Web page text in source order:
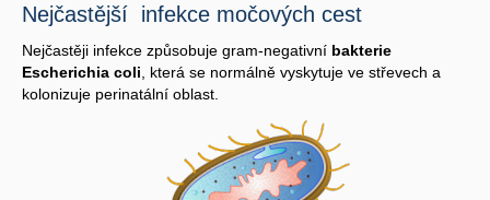
Nejčastější infekce močových cest
Nejčastěji infekce způsobuje gram-negativní bakterie
Escherichia coli , která se normálně vyskytuje ve střevech a
kolonizuje perinatální oblast.